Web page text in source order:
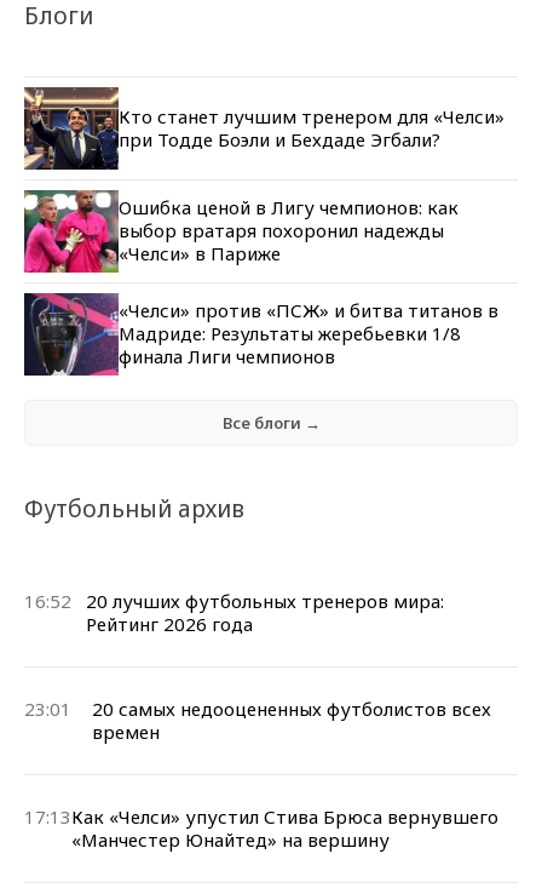
Блоги
Кто станет лучшим тренером для «Челси»
при Тодде Боэли и Бехдаде Эгбали?
Ошибка ценой в Лигу чемпионов: как
выбор вратаря похоронил надежды
«Челси» в Париже
«Челси» против «ПСЖ» и битва титанов в
Мадриде: Результаты жеребьевки 1/8
финала Лиги чемпионов
Все блоги →
Футбольный архив
16:52
20 лучших футбольных тренеров мира:
Рейтинг 2026 года
23:01
20 самых недооцененных футболистов всех
времен
17:13Как «Челси» упустил Стива Брюса вернувшего
«Манчестер Юнайтед» на вершину